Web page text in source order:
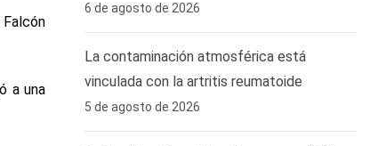
a una
6 de agosto de 2026
La contaminación atmosférica está
vinculada con la artritis reumatoide
5 de agosto de 2026